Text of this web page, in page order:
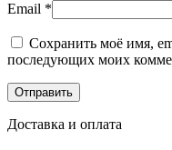
Email *
Сохранить моё имя,
последующих моих
Доставка и оплата